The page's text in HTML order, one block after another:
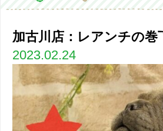
加古川店：レアンチの巻
2023.02.24